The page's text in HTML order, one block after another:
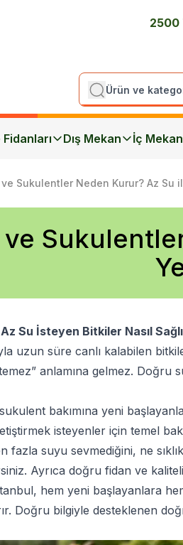
2500
Dış Mekan İç Mekan
Sukulentler Neden Kurur? Az Su
Su İsteyen Bitkiler Nasıl
uzun süre canlı kalabilen
anlamına gelmez.
bakımına yeni
isteyenler için temel
suyu sevmediğini, ne
Ayrıca doğru fidan ve
hem yeni başlayanlara
Doğru bilgiyle desteklenen